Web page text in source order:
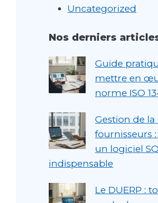
Uncategorized
Nos derniers
Guide
mettre en
norme ISO
Gestion de
fournisseurs
un logiciel
indispensable
Le DUERP :